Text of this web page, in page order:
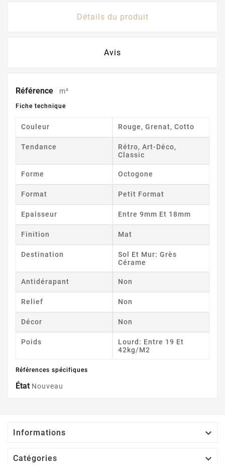
Détails du produit
Avis
Référence m²
Fiche technique
Couleur Rouge, Grenat, Cotto
Tendance
Rétro, Art-Déco,
Classic
Forme Octogone
Format Petit Format
Epaisseur Entre 9mm Et 18mm
Finition Mat
Destination
Sol Et Mur: Grès
Cérame
Antidérapant Non
Relief Non
Décor Non
Poids
Lourd: Entre 19 Et
42kg/m2
Références spécifiques
État Nouveau
Informations 
Catégories 